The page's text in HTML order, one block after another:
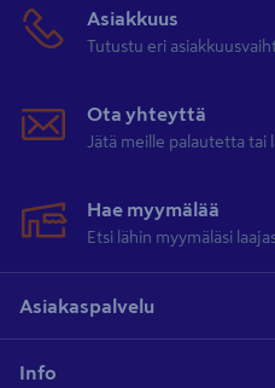
Asiakkuus
Tutustu eri
Ota yhteyttä
Jätä meille palautetta
Hae myymälää
Etsi lähin myymäläsi
Asiakaspalvelu
Info